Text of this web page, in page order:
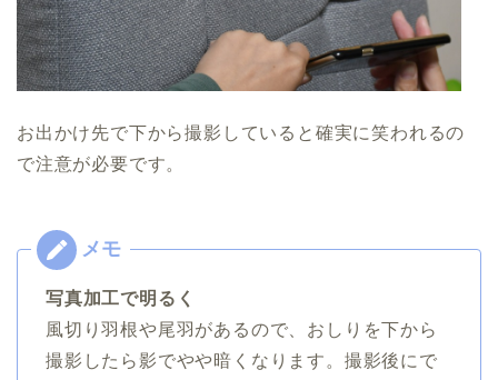
お出かけ先で下から撮影していると確実に笑われるの
で注意が必要です。
写真加工で明るく
風切り羽根や尾羽があるので、おしりを下から
撮影したら影でやや暗くなります。撮影後にで